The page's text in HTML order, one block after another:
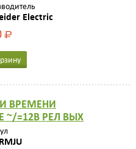
Electric
Р
ВРЕМЕНИ
=12В РЕЛ ВЫХ